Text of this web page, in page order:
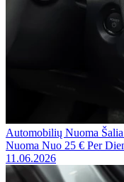
Automobilių Nuoma
Nuoma Nuo 25 € Per
11.06.2026